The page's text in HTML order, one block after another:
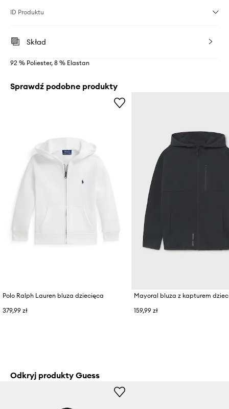
ID Produktu
Skład
92 % Poliester, 8 % Elastan
Sprawdź podobne produkty
Polo Ralph Lauren bluza dziecięca
379,99 zł
Mayoral bluza z kapturem
159,99 zł
Odkryj produkty Guess